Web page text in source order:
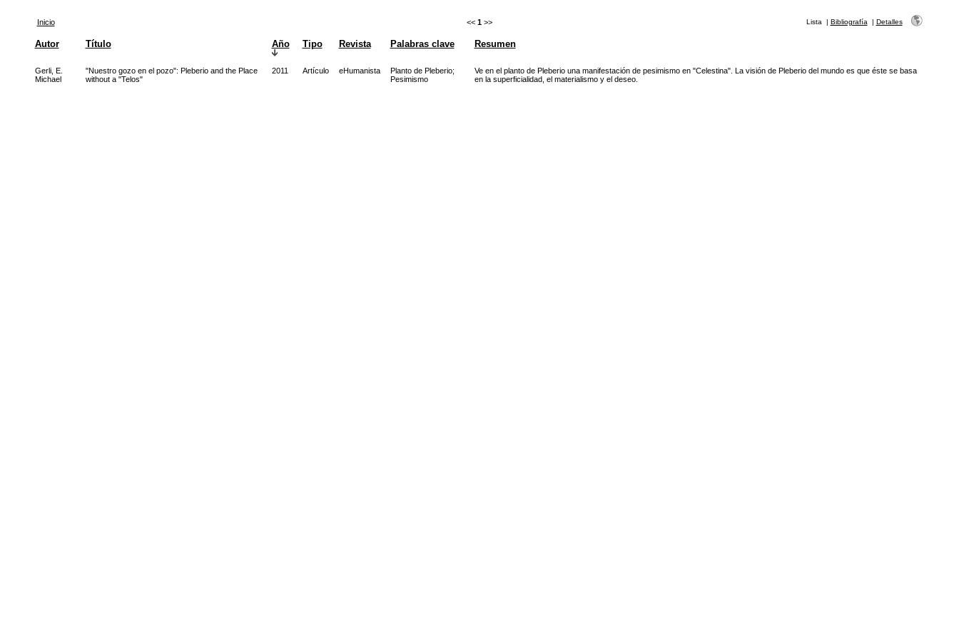
Inicio << 1 >> Lista | Bibliografía | Detalles
Autor Título Año Tipo Revista Palabras clave Resumen
Gerli, E.
Michael
"Nuestro gozo en el pozo": Pleberio and the Place
without a "Telos"
2011 Artículo eHumanista Planto de Pleberio;
Pesimismo
Ve en el planto de Pleberio una manifestación de pesimismo en "Celestina". La visión de Pleberio del mundo es que éste se basa
en la superficialidad, el materialismo y el deseo.